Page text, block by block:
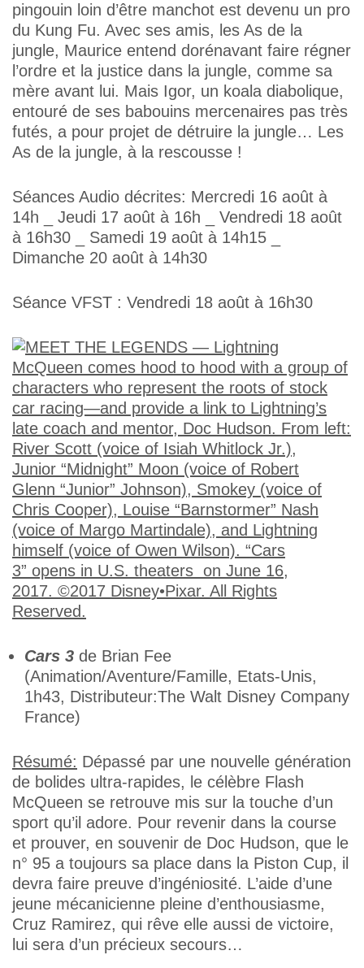
pingouin loin d’être manchot est devenu un pro
du Kung Fu. Avec ses amis, les As de la
jungle, Maurice entend dorénavant faire régner
l’ordre et la justice dans la jungle, comme sa
mère avant lui. Mais Igor, un koala diabolique,
entouré de ses babouins mercenaires pas très
futés, a pour projet de détruire la jungle… Les
As de la jungle, à la rescousse !
Séances Audio décrites: Mercredi 16 août à
14h _ Jeudi 17 août à 16h _ Vendredi 18 août
à 16h30 _ Samedi 19 août à 14h15 _
Dimanche 20 août à 14h30
Séance VFST : Vendredi 18 août à 16h30
Cars 3 de Brian Fee
(Animation/Aventure/Famille, Etats-Unis,
1h43, Distributeur:The Walt Disney Company
France)
Résumé: Dépassé par une nouvelle génération
de bolides ultra-rapides, le célèbre Flash
McQueen se retrouve mis sur la touche d’un
sport qu’il adore. Pour revenir dans la course
et prouver, en souvenir de Doc Hudson, que le
n° 95 a toujours sa place dans la Piston Cup, il
devra faire preuve d’ingéniosité. L’aide d’une
jeune mécanicienne pleine d’enthousiasme,
Cruz Ramirez, qui rêve elle aussi de victoire,
lui sera d’un précieux secours…